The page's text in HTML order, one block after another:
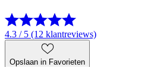
4.3 / 5 (12 klantreviews)
Opslaan in Favorieten